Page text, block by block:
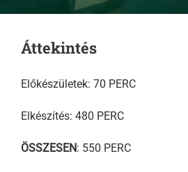
Áttekintés
Előkészületek: 70 PERC
Elkészítés: 480 PERC
ÖSSZESEN: 550 PERC